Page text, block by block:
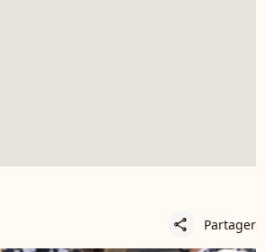
share Partager